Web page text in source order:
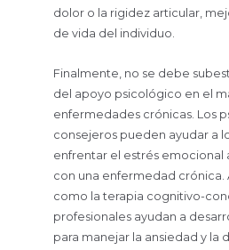
dolor o la rigidez articular,
de vida del individuo.
Finalmente, no se debe
del apoyo psicológico en el
enfermedades crónicas. Los
consejeros pueden ayudar a
enfrentar el estrés emocional
con una enfermedad crónica.
como la terapia cognitivo-
profesionales ayudan a
para manejar la ansiedad y la